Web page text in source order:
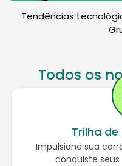
Tendências
Todos os
Trilha
Impulsione sua
conquiste seus